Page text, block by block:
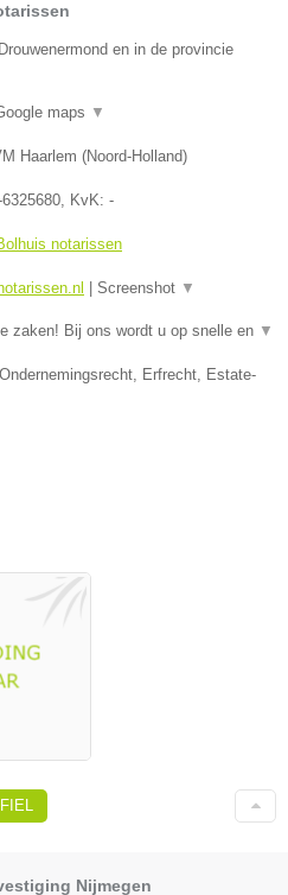
en in de provincie
maps ▼
Haarlem (Noord-Holland)
, KvK: -
notarissen
Screenshot ▼
zaken! Bij ons wordt u op snelle en ▼
Erfrecht, Estate-
Nijmegen